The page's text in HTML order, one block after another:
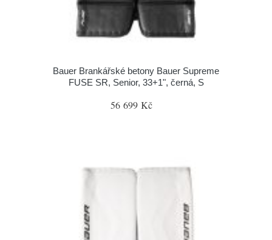
Bauer Brankářské betony Bauer Supreme
FUSE SR, Senior, 33+1", černá, S
56 699 Kč